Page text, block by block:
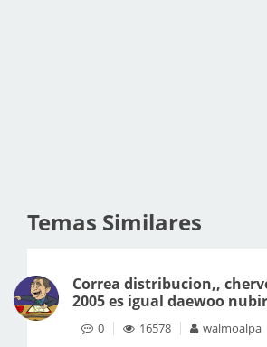
Temas Similares
Correa distribucion,,
2005 es igual daewoo
0 16578 walmoalpa